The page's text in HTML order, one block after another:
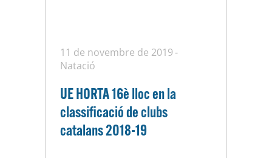
11 de novembre de 2019
Natació
UE HORTA 16è lloc en la
classificació de clubs
catalans 2018-19